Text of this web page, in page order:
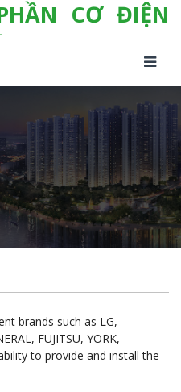
CƠ ĐIỆN
MẠI M&E
Hoàng Văn Thụ, Q.
Fax: +(84-24) 3 632 1297
Website: www.megroup.vn
brands such as LG,
FUJITSU, YORK,
to provide and install the